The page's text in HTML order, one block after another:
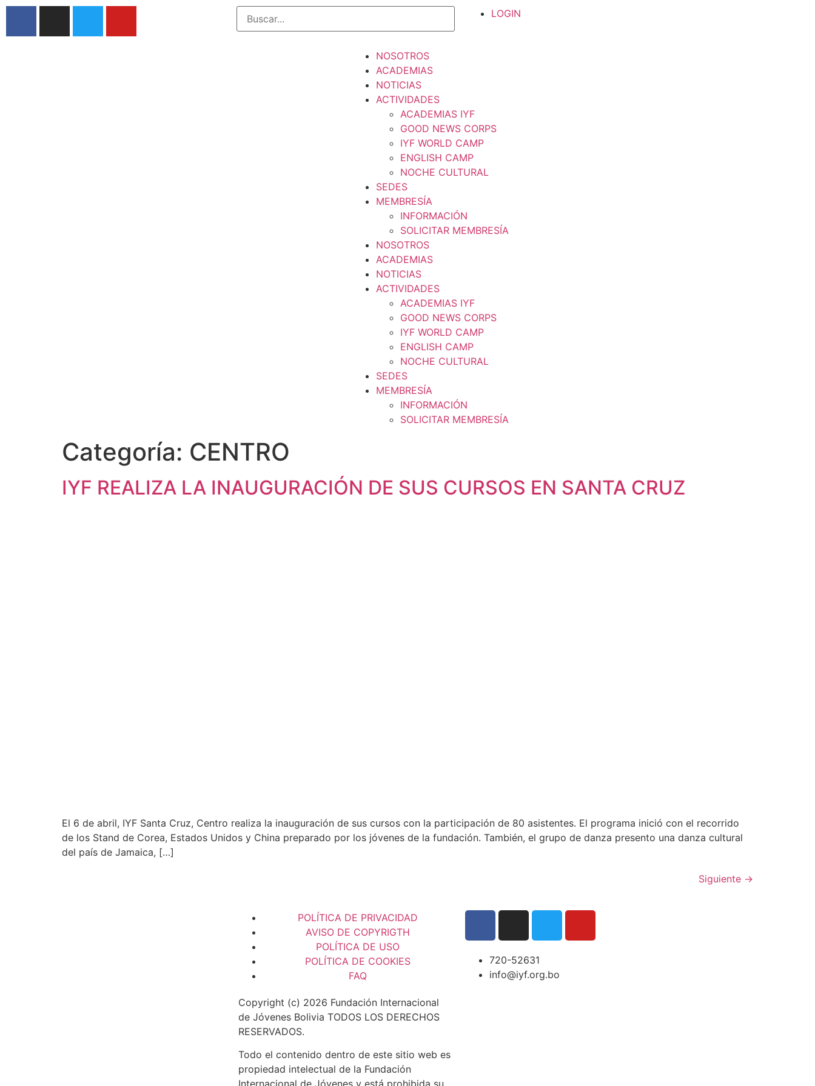
LOGIN
NOSOTROS
ACADEMIAS
NOTICIAS
ACTIVIDADES
ACADEMIAS IYF
GOOD NEWS CORPS
IYF WORLD CAMP
ENGLISH CAMP
NOCHE CULTURAL
SEDES
MEMBRESÍA
INFORMACIÓN
SOLICITAR MEMBRESÍA
NOSOTROS
ACADEMIAS
NOTICIAS
ACTIVIDADES
ACADEMIAS IYF
GOOD NEWS CORPS
IYF WORLD CAMP
ENGLISH CAMP
NOCHE CULTURAL
SEDES
MEMBRESÍA
INFORMACIÓN
SOLICITAR MEMBRESÍA
Categoría: CENTRO
IYF REALIZA LA INAUGURACIÓN DE SUS CURSOS EN SANTA CRUZ
El 6 de abril, IYF Santa Cruz, Centro realiza la inauguración de sus cursos con la participación de 80 asistentes. El programa inició con el recorrido
de los Stand de Corea, Estados Unidos y China preparado por los jóvenes de la fundación. También, el grupo de danza presento una danza cultural
del país de Jamaica, […]
Siguiente →
POLÍTICA DE PRIVACIDAD
AVISO DE COPYRIGTH
POLÍTICA DE USO
POLÍTICA DE COOKIES
FAQ
Copyright (c) 2026 Fundación Internacional
de Jóvenes Bolivia TODOS LOS DERECHOS
RESERVADOS.
Todo el contenido dentro de este sitio web es
propiedad intelectual de la Fundación
720-52631
info@iyf.org.bo